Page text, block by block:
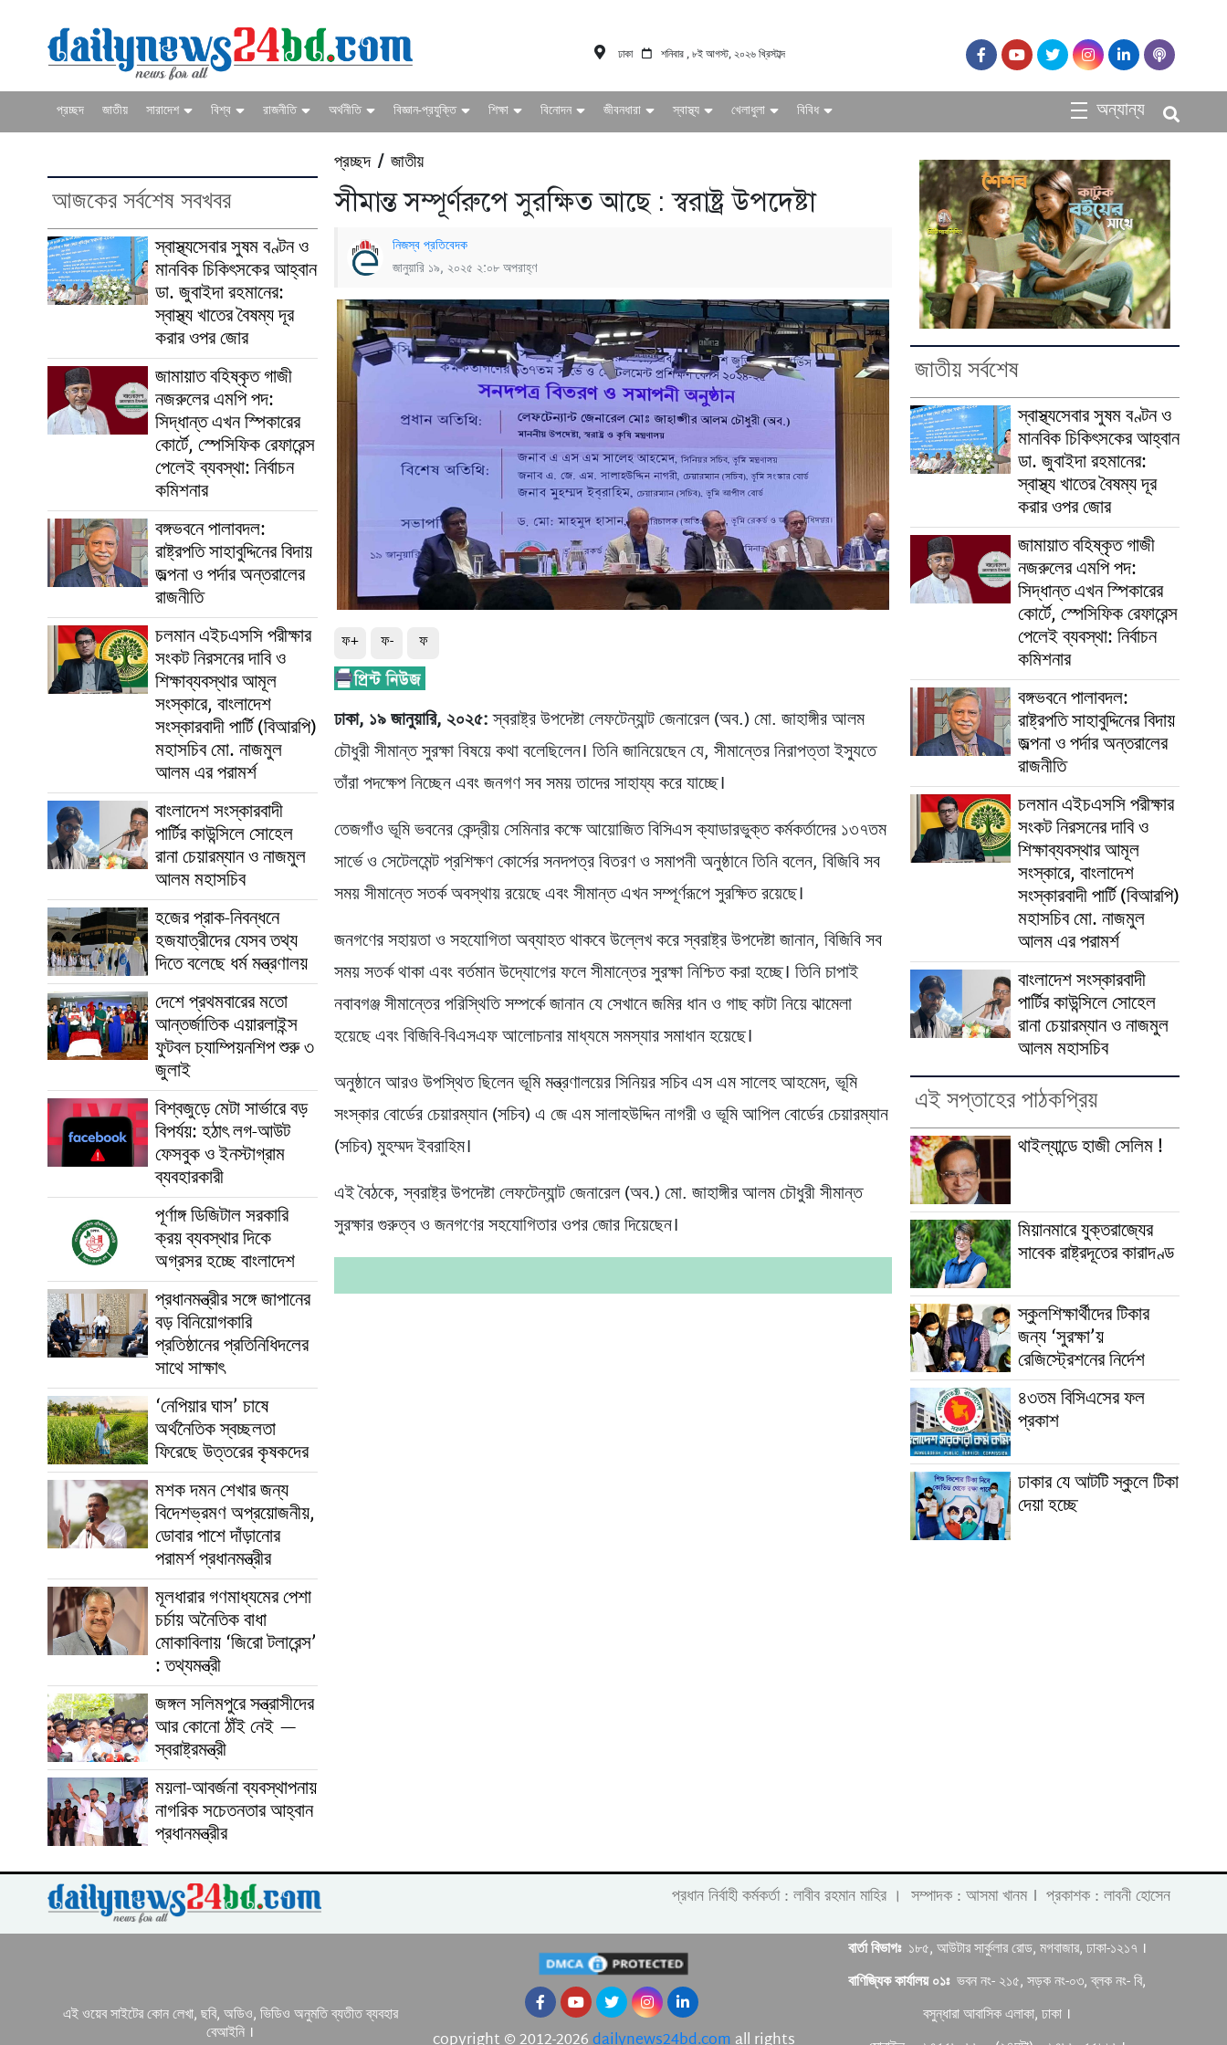
ঢাকা শনিবার , ৮ই আগস্ট, ২০২৬ খ্রিস্টাব্দ
প্রচ্ছদ জাতীয় সারাদেশ বিশ্ব রাজনীতি অর্থনীতি বিজ্ঞান-প্রযুক্তি শিক্ষা বিনোদন জীবনধারা স্বাস্থ্য খেলাধুলা বিবিধ অন্যান্য
আজকের সর্বশেষ সবখবর
স্বাস্থ্যসেবার সুষম বণ্টন ও
মানবিক চিকিৎসকের আহ্বান
ডা. জুবাইদা রহমানের:
স্বাস্থ্য খাতের বৈষম্য দূর
করার ওপর জোর
জামায়াত বহিষ্কৃত গাজী
নজরুলের এমপি পদ:
সিদ্ধান্ত এখন স্পিকারের
কোর্টে, স্পেসিফিক রেফারেন্স
পেলেই ব্যবস্থা: নির্বাচন
কমিশনার
বঙ্গভবনে পালাবদল:
রাষ্ট্রপতি সাহাবুদ্দিনের বিদায়
জল্পনা ও পর্দার অন্তরালের
রাজনীতি
চলমান এইচএসসি পরীক্ষার
সংকট নিরসনের দাবি ও
শিক্ষাব্যবস্থার আমূল
সংস্কারে, বাংলাদেশ
সংস্কারবাদী পার্টি (বিআরপি)
মহাসচিব মো. নাজমুল
আলম এর পরামর্শ
বাংলাদেশ সংস্কারবাদী
পার্টির কাউন্সিলে সোহেল
রানা চেয়ারম্যান ও নাজমুল
আলম মহাসচিব
হজের প্রাক-নিবন্ধনে
হজযাত্রীদের যেসব তথ্য
দিতে বলেছে ধর্ম মন্ত্রণালয়
দেশে প্রথমবারের মতো
আন্তর্জাতিক এয়ারলাইন্স
ফুটবল চ্যাম্পিয়নশিপ শুরু ৩
জুলাই
বিশ্বজুড়ে মেটা সার্ভারে বড়
বিপর্যয়: হঠাৎ লগ-আউট
ফেসবুক ও ইনস্টাগ্রাম
ব্যবহারকারী
পূর্ণাঙ্গ ডিজিটাল সরকারি
ক্রয় ব্যবস্থার দিকে
অগ্রসর হচ্ছে বাংলাদেশ
প্রধানমন্ত্রীর সঙ্গে জাপানের
বড় বিনিয়োগকারি
প্রতিষ্ঠানের প্রতিনিধিদলের
সাথে সাক্ষাৎ
‘নেপিয়ার ঘাস’ চাষে
অর্থনৈতিক স্বচ্ছলতা
ফিরেছে উত্তরের কৃষকদের
মশক দমন শেখার জন্য
বিদেশভ্রমণ অপ্রয়োজনীয়,
ডোবার পাশে দাঁড়ানোর
পরামর্শ প্রধানমন্ত্রীর
মূলধারার গণমাধ্যমের পেশা
চর্চায় অনৈতিক বাধা
মোকাবিলায় ‘জিরো টলারেন্স’
: তথ্যমন্ত্রী
জঙ্গল সলিমপুরে সন্ত্রাসীদের
আর কোনো ঠাঁই নেই —
স্বরাষ্ট্রমন্ত্রী
ময়লা-আবর্জনা ব্যবস্থাপনায়
নাগরিক সচেতনতার আহ্বান
প্রধানমন্ত্রীর
প্রচ্ছদ/জাতীয়
সীমান্ত সম্পূর্ণরুপে সুরক্ষিত আছে : স্বরাষ্ট্র উপদেষ্টা
নিজস্ব প্রতিবেদক
জানুয়ারি ১৯, ২০২৫ ২:০৮ অপরাহ্ণ
ফ+ ফ- ফ
ঢাকা, ১৯ জানুয়ারি, ২০২৫:স্বরাষ্ট্র উপদেষ্টা লেফটেন্যান্ট জেনারেল (অব.) মো. জাহাঙ্গীর আলম
চৌধুরী সীমান্ত সুরক্ষা বিষয়ে কথা বলেছিলেন। তিনি জানিয়েছেন যে, সীমান্তের নিরাপত্তা ইস্যুতে
তাঁরা পদক্ষেপ নিচ্ছেন এবং জনগণ সব সময় তাদের সাহায্য করে যাচ্ছে।
তেজগাঁও ভূমি ভবনের কেন্দ্রীয় সেমিনার কক্ষে আয়োজিত বিসিএস ক্যাডারভুক্ত কর্মকর্তাদের ১৩৭তম
সার্ভে ও সেটেলমেন্ট প্রশিক্ষণ কোর্সের সনদপত্র বিতরণ ও সমাপনী অনুষ্ঠানে তিনি বলেন, বিজিবি সব
সময় সীমান্তে সতর্ক অবস্থায় রয়েছে এবং সীমান্ত এখন সম্পূর্ণরূপে সুরক্ষিত রয়েছে।
জনগণের সহায়তা ও সহযোগিতা অব্যাহত থাকবে উল্লেখ করে স্বরাষ্ট্র উপদেষ্টা জানান, বিজিবি সব
সময় সতর্ক থাকা এবং বর্তমান উদ্যোগের ফলে সীমান্তের সুরক্ষা নিশ্চিত করা হচ্ছে। তিনি চাপাই
নবাবগঞ্জ সীমান্তের পরিস্থিতি সম্পর্কে জানান যে সেখানে জমির ধান ও গাছ কাটা নিয়ে ঝামেলা
হয়েছে এবং বিজিবি-বিএসএফ আলোচনার মাধ্যমে সমস্যার সমাধান হয়েছে।
অনুষ্ঠানে আরও উপস্থিত ছিলেন ভূমি মন্ত্রণালয়ের সিনিয়র সচিব এস এম সালেহ আহমেদ, ভূমি
সংস্কার বোর্ডের চেয়ারম্যান (সচিব) এ জে এম সালাহউদ্দিন নাগরী ও ভূমি আপিল বোর্ডের চেয়ারম্যান
(সচিব) মুহম্মদ ইবরাহিম।
এই বৈঠকে, স্বরাষ্ট্র উপদেষ্টা লেফটেন্যান্ট জেনারেল (অব.) মো. জাহাঙ্গীর আলম চৌধুরী সীমান্ত
সুরক্ষার গুরুত্ব ও জনগণের সহযোগিতার ওপর জোর দিয়েছেন।
জাতীয় সর্বশেষ
স্বাস্থ্যসেবার সুষম বণ্টন ও
মানবিক চিকিৎসকের আহ্বান
ডা. জুবাইদা রহমানের:
স্বাস্থ্য খাতের বৈষম্য দূর
করার ওপর জোর
জামায়াত বহিষ্কৃত গাজী
নজরুলের এমপি পদ:
সিদ্ধান্ত এখন স্পিকারের
কোর্টে, স্পেসিফিক রেফারেন্স
পেলেই ব্যবস্থা: নির্বাচন
কমিশনার
বঙ্গভবনে পালাবদল:
রাষ্ট্রপতি সাহাবুদ্দিনের বিদায়
জল্পনা ও পর্দার অন্তরালের
রাজনীতি
চলমান এইচএসসি পরীক্ষার
সংকট নিরসনের দাবি ও
শিক্ষাব্যবস্থার আমূল
সংস্কারে, বাংলাদেশ
সংস্কারবাদী পার্টি (বিআরপি)
মহাসচিব মো. নাজমুল
আলম এর পরামর্শ
বাংলাদেশ সংস্কারবাদী
পার্টির কাউন্সিলে সোহেল
রানা চেয়ারম্যান ও নাজমুল
আলম মহাসচিব
এই সপ্তাহের পাঠকপ্রিয়
থাইল্যান্ডে হাজী সেলিম !
মিয়ানমারে যুক্তরাজ্যের
সাবেক রাষ্ট্রদূতের কারাদণ্ড
স্কুলশিক্ষার্থীদের টিকার
জন্য ‘সুরক্ষা’য়
রেজিস্ট্রেশনের নির্দেশ
৪৩তম বিসিএসের ফল
প্রকাশ
ঢাকার যে আটটি স্কুলে টিকা
দেয়া হচ্ছে
প্রধান নির্বাহী কর্মকর্তা : লাবীব রহমান মাহির । সম্পাদক : আসমা খানম । প্রকাশক : লাবনী হোসেন
এই ওয়েব সাইটের কোন লেখা, ছবি, অডিও, ভিডিও অনুমতি ব্যতীত ব্যবহার
বেআইনি ।
বার্তা বিভাগঃ১৮৫, আউটার সার্কুলার রোড, মগবাজার, ঢাকা-১২১৭ ।
বাণিজ্যিক কার্যালয় ০১ঃভবন নং- ২১৫, সড়ক নং-০৩, ব্লক নং- বি,
বসুন্ধারা আবাসিক এলাকা, ঢাকা ।